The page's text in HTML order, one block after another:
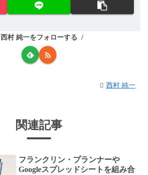
西村 純一をフォローする
西村 純一
関連記事
フランクリン・プランナーや
Googleスプレッドシートを組み合